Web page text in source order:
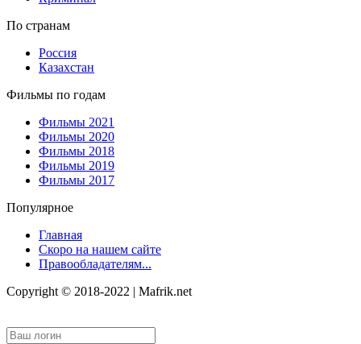
По странам
Россия
Казахстан
Фильмы по годам
Фильмы 2021
Фильмы 2020
Фильмы 2018
Фильмы 2019
Фильмы 2017
Популярное
Главная
Скоро на нашем сайте
Правообладателям...
Copyright © 2018-2022 | Mafrik.net